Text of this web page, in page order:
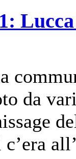
da